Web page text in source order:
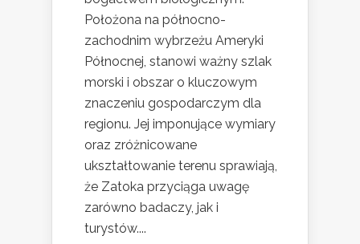
Położona na północno-
zachodnim wybrzeżu Ameryki
Północnej, stanowi ważny szlak
morski i obszar o kluczowym
znaczeniu gospodarczym dla
regionu. Jej imponujące wymiary
oraz zróżnicowane
ukształtowanie terenu sprawiają,
że Zatoka przyciąga uwagę
zarówno badaczy, jak i
turystów....